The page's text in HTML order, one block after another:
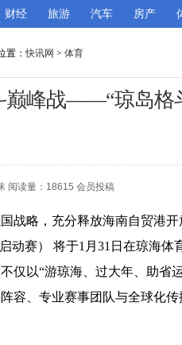
财经 旅游 汽车 房产
置：快讯网 > 体育
巅峰战——“琼岛格
阅读量：18615 会员投稿
战略，充分释放海南自贸港
动赛） 将于1月31日在琼海体
仅以“游琼海、过大年、助省
容、专业赛事团队与全球化